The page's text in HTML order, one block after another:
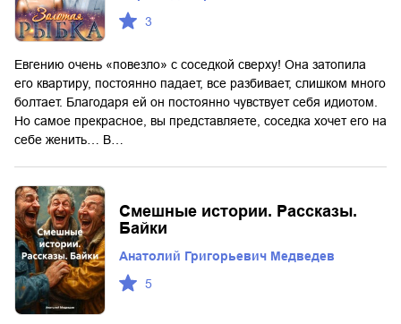
3
Евгению очень «повезло» с соседкой сверху! Она затопила
его квартиру, постоянно падает, все разбивает, слишком много
болтает. Благодаря ей он постоянно чувствует себя идиотом.
Но самое прекрасное, вы представляете, соседка хочет его на
себе женить… В…
Смешные истории. Рассказы.
Байки
Анатолий Григорьевич Медведев
5